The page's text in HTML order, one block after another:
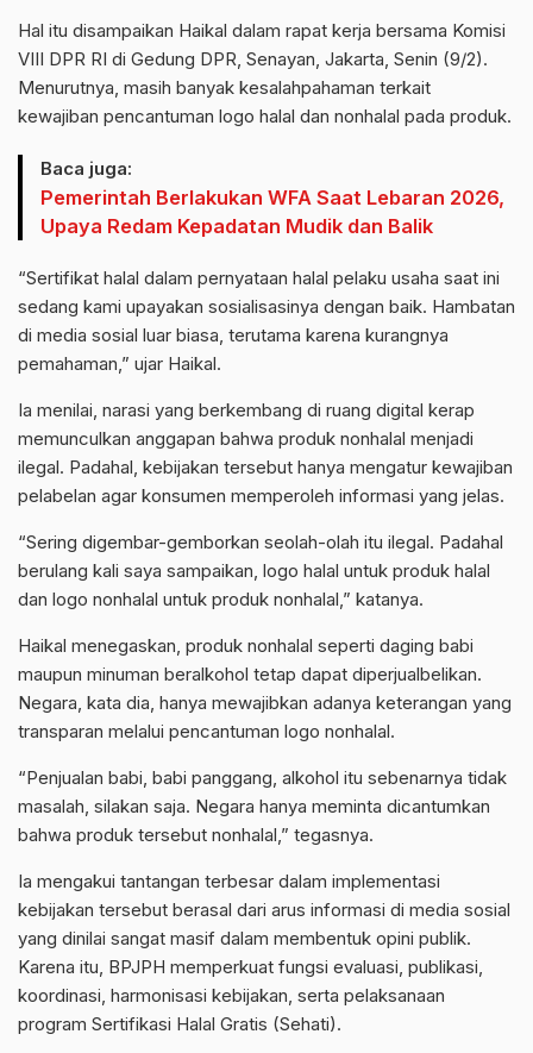
Hal itu disampaikan Haikal dalam rapat kerja bersama Komisi
VIII DPR RI di Gedung DPR, Senayan, Jakarta, Senin (9/2).
Menurutnya, masih banyak kesalahpahaman terkait
kewajiban pencantuman logo halal dan nonhalal pada produk.
Baca juga:
Pemerintah Berlakukan WFA Saat Lebaran 2026,
Upaya Redam Kepadatan Mudik dan Balik
“Sertifikat halal dalam pernyataan halal pelaku usaha saat ini
sedang kami upayakan sosialisasinya dengan baik. Hambatan
di media sosial luar biasa, terutama karena kurangnya
pemahaman,” ujar Haikal.
Ia menilai, narasi yang berkembang di ruang digital kerap
memunculkan anggapan bahwa produk nonhalal menjadi
ilegal. Padahal, kebijakan tersebut hanya mengatur kewajiban
pelabelan agar konsumen memperoleh informasi yang jelas.
“Sering digembar-gemborkan seolah-olah itu ilegal. Padahal
berulang kali saya sampaikan, logo halal untuk produk halal
dan logo nonhalal untuk produk nonhalal,” katanya.
Haikal menegaskan, produk nonhalal seperti daging babi
maupun minuman beralkohol tetap dapat diperjualbelikan.
Negara, kata dia, hanya mewajibkan adanya keterangan yang
transparan melalui pencantuman logo nonhalal.
“Penjualan babi, babi panggang, alkohol itu sebenarnya tidak
masalah, silakan saja. Negara hanya meminta dicantumkan
bahwa produk tersebut nonhalal,” tegasnya.
Ia mengakui tantangan terbesar dalam implementasi
kebijakan tersebut berasal dari arus informasi di media sosial
yang dinilai sangat masif dalam membentuk opini publik.
Karena itu, BPJPH memperkuat fungsi evaluasi, publikasi,
koordinasi, harmonisasi kebijakan, serta pelaksanaan
program Sertifikasi Halal Gratis (Sehati).